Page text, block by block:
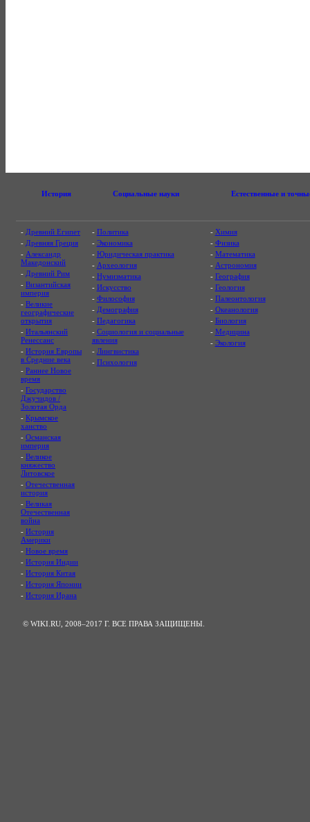
История Социальные науки Естественные и
- Древний Египет
- Древняя Греция
- Александр
Македонский
- Древний Рим
- Византийская
империя
- Великие
географические
открытия
- Итальянский
Ренессанс
- История Европы
в Средние века
- Раннее Новое
время
- Государство
Джучидов /
Золотая Орда
- Крымское
ханство
- Османская
империя
- Великое
княжество
Литовское
- Отечественная
история
- Великая
Отечественная
война
- История
Америки
- Новое время
- История Индии
- История Китая
- История Японии
- История Ирана
- Политика
- Экономика
- Юридическая практика
- Археология
- Нумизматика
- Искусство
- Философия
- Демография
- Педагогика
- Социология и социальные
явления
- Лингвистика
- Психология
- Химия
- Физика
- Математика
- Астрономия
- География
- Геология
- Палеонтология
- Океанология
- Биология
- Медицина
- Экология
© WIKI.RU, 2008–2017 Г. ВСЕ ПРАВА ЗАЩИЩЕНЫ.